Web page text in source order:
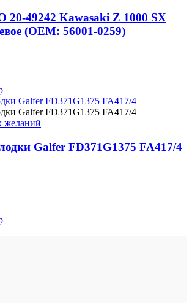
20-49242 Kawasaki Z 1000 SX
(OEM: 56001-0259)
желаний
Galfer FD371G1375 FA417/4